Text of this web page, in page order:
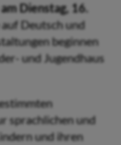
Dienstag, 16.
Deutsch und
beginnen
und Jugendhaus
sprachlichen und
und ihren